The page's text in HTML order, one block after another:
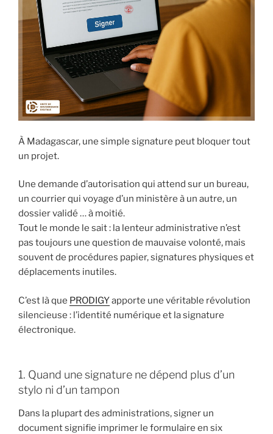
À Madagascar, une simple signature peut bloquer tout
un projet.
Une demande d’autorisation qui attend sur un bureau,
un courrier qui voyage d’un ministère à un autre, un
dossier validé … à moitié.
Tout le monde le sait : la lenteur administrative n’est
pas toujours une question de mauvaise volonté, mais
souvent de procédures papier, signatures physiques et
déplacements inutiles.
C’est là que PRODIGYapporte une véritable révolution
silencieuse : l’identité numérique et la signature
électronique.
1. Quand une signature ne dépend plus d’un
stylo ni d’un tampon
Dans la plupart des administrations, signer un
document signifie imprimer le formulaire en six